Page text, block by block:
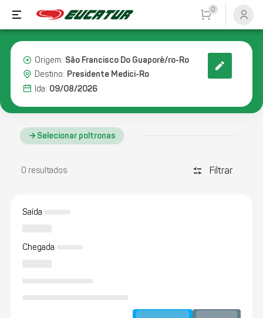
0
Origem: São Francisco Do Guaporé/ro-Ro
Destino: Presidente Medici-Ro
Ida: 09/08/2026
Selecionar poltronas
0 resultados discover_tune Filtrar
Saída
Chegada